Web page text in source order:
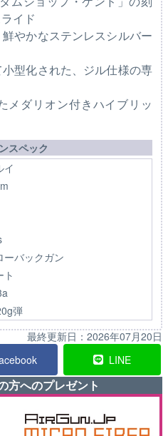
イド
やかなステンレスシルバー
型化された、ジル仕様の専
メダリオン付きハイブリッ
スペック
イ
ーバックガン
ト
弾
最終更新日： 2026年07月20日
LINE
方へのプレゼント